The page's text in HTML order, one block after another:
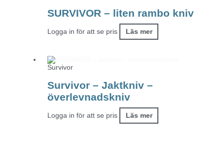
SURVIVOR – liten rambo kniv
Logga in för att se pris Läs mer
Survivor
Survivor – Jaktkniv –
överlevnadskniv
Logga in för att se pris Läs mer